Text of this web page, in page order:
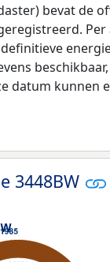
bevat
datum
3448BW